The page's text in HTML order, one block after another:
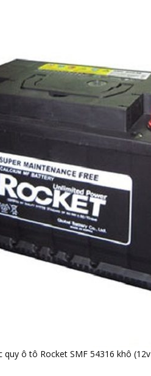
quy ô tô Rocket SMF 54316 khô